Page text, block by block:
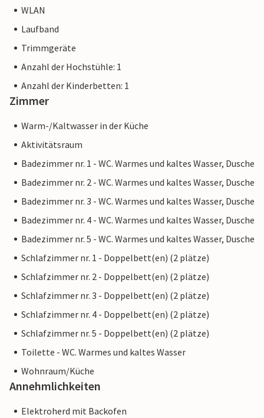
WLAN
Laufband
Trimmgeräte
Anzahl der Hochstühle: 1
Anzahl der Kinderbetten: 1
Zimmer
Warm-/Kaltwasser in der Küche
Aktivitätsraum
Badezimmer nr. 1 - WC. Warmes und kaltes Wasser, Dusche
Badezimmer nr. 2 - WC. Warmes und kaltes Wasser, Dusche
Badezimmer nr. 3 - WC. Warmes und kaltes Wasser, Dusche
Badezimmer nr. 4 - WC. Warmes und kaltes Wasser, Dusche
Badezimmer nr. 5 - WC. Warmes und kaltes Wasser, Dusche
Schlafzimmer nr. 1 - Doppelbett(en) (2 plätze)
Schlafzimmer nr. 2 - Doppelbett(en) (2 plätze)
Schlafzimmer nr. 3 - Doppelbett(en) (2 plätze)
Schlafzimmer nr. 4 - Doppelbett(en) (2 plätze)
Schlafzimmer nr. 5 - Doppelbett(en) (2 plätze)
Toilette - WC. Warmes und kaltes Wasser
Wohnraum/Küche
Annehmlichkeiten
Elektroherd mit Backofen